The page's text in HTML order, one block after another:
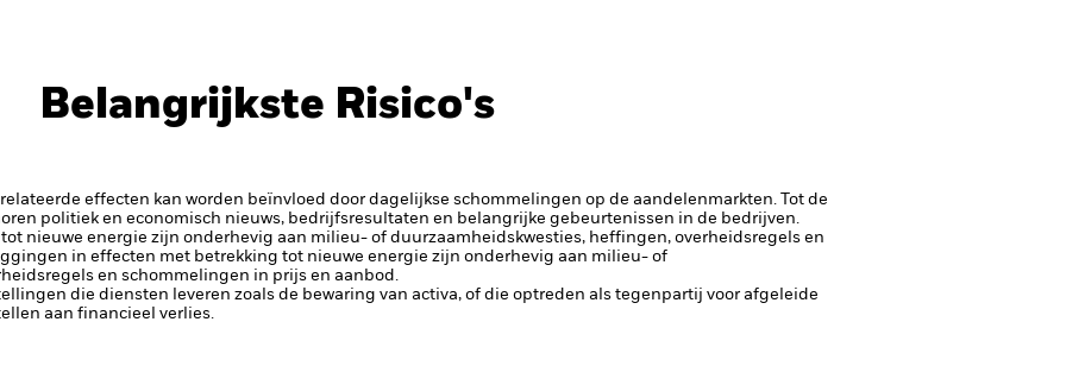
Belangrijkste Risico's
effecten kan worden beïnvloed door dagelijkse schommelingen op de aandelenmarkten. Tot de
politiek en economisch nieuws, bedrijfsresultaten en belangrijke gebeurtenissen in de bedrijven.
nieuwe energie zijn onderhevig aan milieu- of duurzaamheidskwesties, heffingen, overheidsregels en
in effecten met betrekking tot nieuwe energie zijn onderhevig aan milieu- of
en schommelingen in prijs en aanbod.
die diensten leveren zoals de bewaring van activa, of die optreden als tegenpartij voor afgeleide
aan financieel verlies.